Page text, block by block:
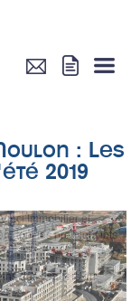
: Les
2019
Immobilier et
dont les premiers lots
des usagers du